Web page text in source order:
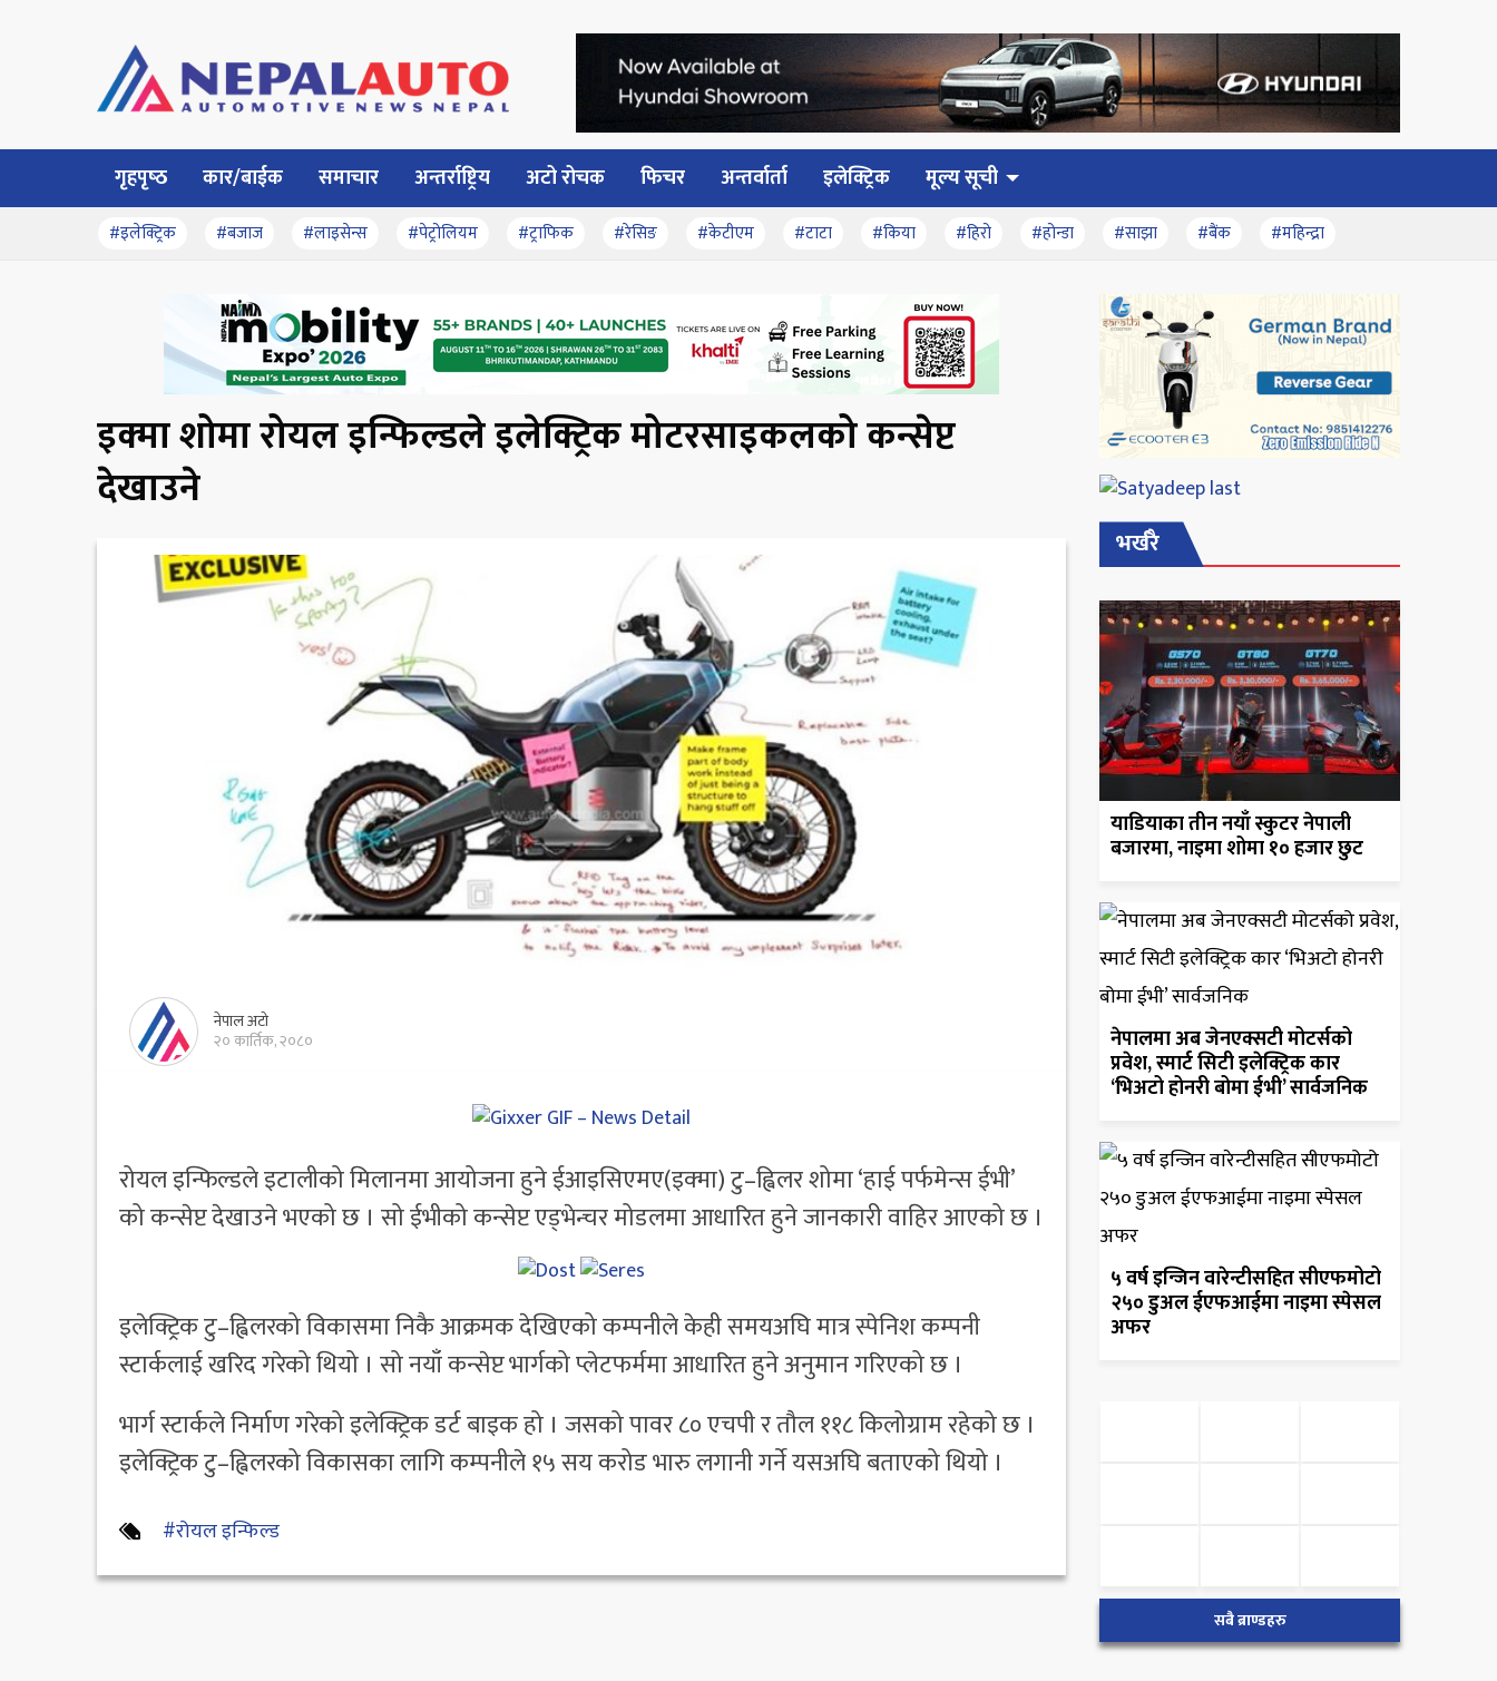
गृहपृष्‍ठ कार/बाईक समाचार अन्तर्राष्ट्रिय अटो रोचक फिचर अन्तर्वार्ता इलेक्ट्रिक मूल्य सूची
#इलेक्ट्रिक #बजाज #लाइसेन्स #पेट्रोलियम #ट्राफिक #रेसिङ #केटीएम #टाटा #किया #हिरो #होन्डा #साझा #बैंक #महिन्द्रा
इक्मा शोमा रोयल इन्फिल्डले इलेक्ट्रिक मोटरसाइकलको कन्सेप्ट
देखाउने
नेपाल अटो
२० कार्तिक, २०८०
रोयल इन्फिल्डले इटालीको मिलानमा आयोजना हुने ईआइसिएमए(इक्मा) टु–ह्विलर शोमा ‘हाई पर्फमेन्स ईभी’
को कन्सेप्ट देखाउने भएको छ । सो ईभीको कन्सेप्ट एड्भेन्चर मोडलमा आधारित हुने जानकारी वाहिर आएको छ ।
इलेक्ट्रिक टु–ह्विलरको विकासमा निकै आक्रमक देखिएको कम्पनीले केही समयअघि मात्र स्पेनिश कम्पनी
स्टार्कलाई खरिद गरेको थियो । सो नयाँ कन्सेप्ट भार्गको प्लेटफर्ममा आधारित हुने अनुमान गरिएको छ ।
भार्ग स्टार्कले निर्माण गरेको इलेक्ट्रिक डर्ट बाइक हो । जसको पावर ८० एचपी र तौल ११८ किलोग्राम रहेको छ ।
इलेक्ट्रिक टु–ह्विलरको विकासका लागि कम्पनीले १५ सय करोड भारु लगानी गर्ने यसअघि बताएको थियो ।
#रोयल इन्फिल्ड
भर्खरै
याडियाका तीन नयाँ स्कुटर नेपाली
बजारमा, नाइमा शोमा १० हजार छुट
नेपालमा अब जेनएक्सटी मोटर्सको
प्रवेश, स्मार्ट सिटी इलेक्ट्रिक कार
‘भिअटो होनरी बोमा ईभी’ सार्वजनिक
५ वर्ष इन्जिन वारेन्टीसहित सीएफमोटो
२५० डुअल ईएफआईमा नाइमा स्पेसल
अफर
सबै ब्राण्डहरु